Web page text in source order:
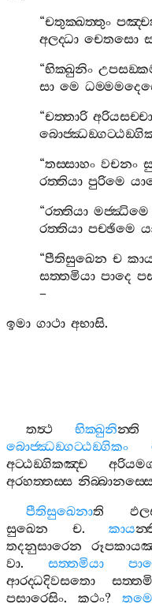
“චතුක‍්ඛත‍්තුං
අලද‍්ධා චෙතසො
“භික‍්ඛුනිං
සා මෙ
“චත‍්තාරි
“තස‍්සාහං වචනං
රත‍්තියා පුරිමෙ
“රත‍්තියා මජ‍්ඣිමෙ
රත‍්තියා පච‍්ඡිමෙ
“පීතිසුඛෙන ච
සත‍්තමියා පාදෙ
–
ඉමා ගාථා අභාසි.
තත්‍ථ භික‍්ඛුනින‍්ති
බොජ‍්ඣඞ‍්ගට‍්ඨඞ‍්ගිකං
අට‍්ඨඞ‍්ගිකඤ‍්ච
අරහත‍්තස‍්ස
පීතිසුඛෙනාති
සුඛෙන
ච. කාය
තදනුසාරෙන
වා. සත‍්තමියා
ආරද‍්ධදිවසතො
පසාරෙසිං. කථං?